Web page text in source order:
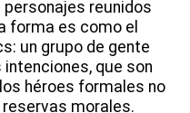
personajes reunidos
forma es como el
un grupo de gente
que son
héroes formales no
morales.